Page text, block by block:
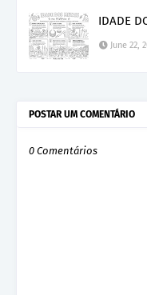
IDADE
June 22,
POSTAR UM COMENTÁRIO
0 Comentários